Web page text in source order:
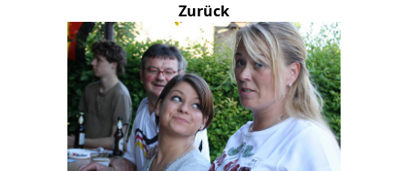
Zurück